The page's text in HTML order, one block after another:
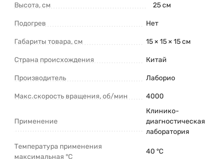
Высота, см 25 см
Подогрев Нет
Габариты товара, см 15 × 15 × 15 см
Страна происхождения Китай
Производитель Лаборио
Макс.скорость вращения, об/мин 4000
Применение
Клинико-
диагностическая
лаборатория
Температура применения
максимальная °C
40 °C